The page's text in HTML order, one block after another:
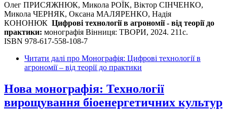
Олег ПРИСЯЖНЮК, Микола РОЇК, Віктор СІНЧЕНКО,
Микола ЧЕРНЯК, Оксана МАЛЯРЕНКО, Надія
КОНОНЮК Цифрові технології в агрономії - від теорії до
практики: монографія Вінниця: ТВОРИ, 2024. 211с.
ISBN 978-617-558-108-7
Читати далі про Монографія: Цифрові технології в
агрономії – від теорії до практики
Нова монографія: Технології
вирощування біоенергетичних культур